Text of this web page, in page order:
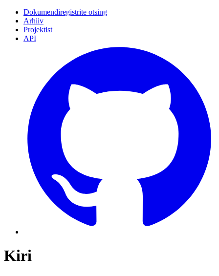
Dokumendiregistrite otsing
Arhiiv
Projektist
API
Kiri